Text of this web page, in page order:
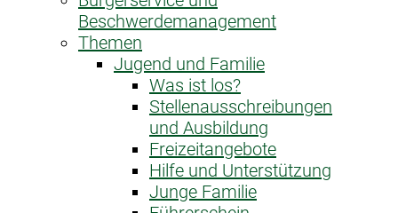
Beschwerdemanagement
Themen
Jugend und Familie
Was ist los?
Stellenausschreibungen
und Ausbildung
Freizeitangebote
Hilfe und Unterstützung
Junge Familie